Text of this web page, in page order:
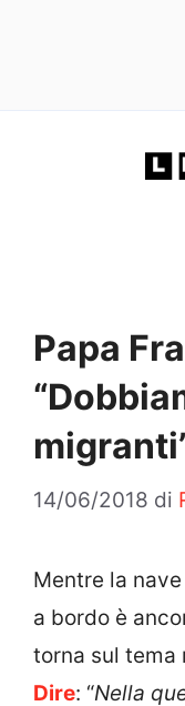
Papa
14/06/2018 di
Mentre la
a bordo è
torna sul tema
Dire: “Nella